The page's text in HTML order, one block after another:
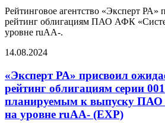
Рейтинговое агентство «Эксперт РА»
рейтинг облигациям ПАО АФК
уровне ruAA-.
14.08.2024
«Эксперт РА» присвоил
рейтинг облигациям серии
планируемым к выпуску
на уровне ruАA- (EXP)